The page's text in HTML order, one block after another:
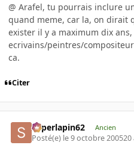
@ Arafel, tu pourrais inclure
quand meme, car la, on dirait
exister il y a maximum dix
ecrivains/peintres/
ca.
Citer
superlapin62 Ancien
Posté(e) le 9 octobre 200520